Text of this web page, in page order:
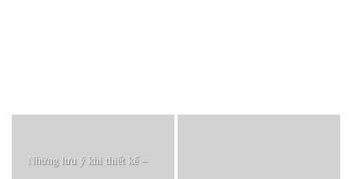
Những lưu ý khi thiết kế –